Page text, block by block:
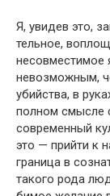
Я, увидев это,
тельное,
несо­вместимое
невозможным,
убийства, в
полном смысле
современный
это — прийти к
граница в
такого рода